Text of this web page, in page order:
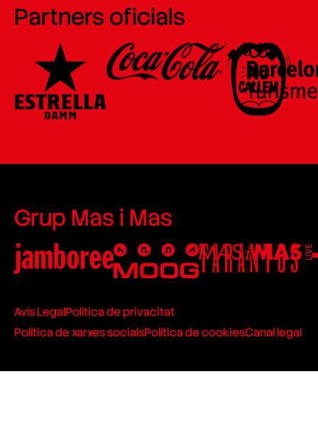
Partners oficials
Grup Mas i Mas
Avís LegalPolítica de privacitat
Política de xarxes socialsPolítica de cookiesCanal legal